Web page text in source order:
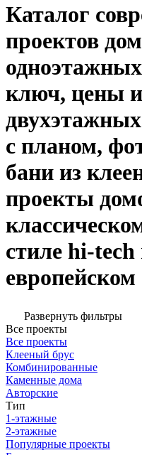
Каталог
проектов
ключ, цены
с планом,
бани из
проекты
стиле hi-tech
европейском
Развернуть фильтры
Все проекты
Все проекты
Клееный брус
Комбинированные
Каменные дома
Авторские
Тип
1-этажные
2-этажные
Популярные проекты